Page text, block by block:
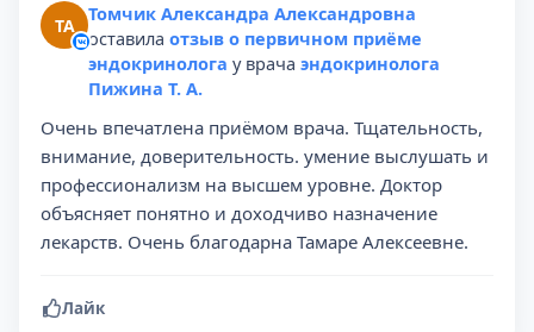
ТА
Томчик Александра Александровна
оставила отзыв о первичном приёме
эндокринолога у врача эндокринолога
Пижина Т. А.
Очень впечатлена приёмом врача. Тщательность,
внимание, доверительность. умение выслушать и
профессионализм на высшем уровне. Доктор
объясняет понятно и доходчиво назначение
лекарств. Очень благодарна Тамаре Алексеевне.
Лайк